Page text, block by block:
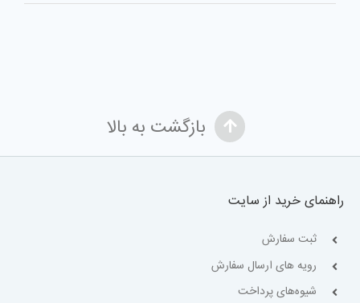
بازگشت به بالا
راهنمای خرید از سایت
ثبت سفارش
رویه های ارسال سفارش
شیوه‌های پرداخت